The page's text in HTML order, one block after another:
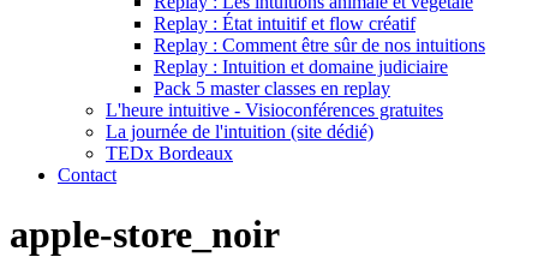
Replay : État intuitif et flow créatif
Replay : Comment être sûr de nos intuitions
Replay : Intuition et domaine judiciaire
Pack 5 master classes en replay
L'heure intuitive - Visioconférences gratuites
La journée de l'intuition (site dédié)
TEDx Bordeaux
Contact
apple-store_noir